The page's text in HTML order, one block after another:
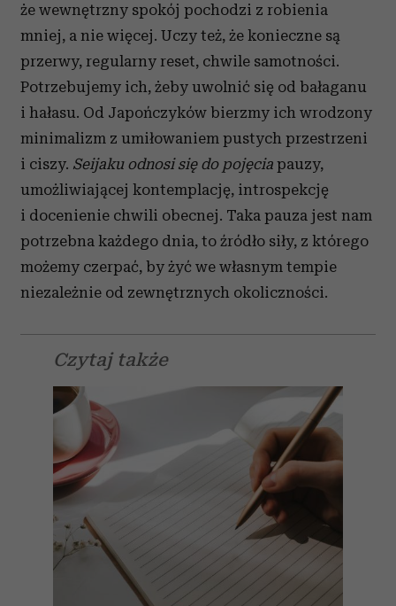
że wewnętrzny spokój pochodzi z robienia
mniej, a nie więcej. Uczy też, że konieczne są
przerwy, regularny reset, chwile samotności.
Potrzebujemy ich, żeby uwolnić się od bałaganu
i hałasu. Od Japończyków bierzmy ich wrodzony
minimalizm z umiłowaniem pustych przestrzeni
i ciszy. Seijaku odnosi się do pojęcia pauzy,
umożliwiającej kontemplację, introspekcję
i docenienie chwili obecnej. Taka pauza jest nam
potrzebna każdego dnia, to źródło siły, z którego
możemy czerpać, by żyć we własnym tempie
niezależnie od zewnętrznych okoliczności.
Czytaj także